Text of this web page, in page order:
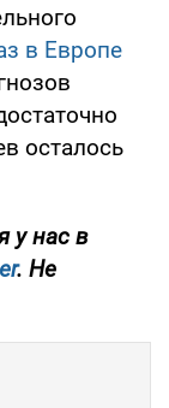
в Европе
осталось
у нас в
. Не